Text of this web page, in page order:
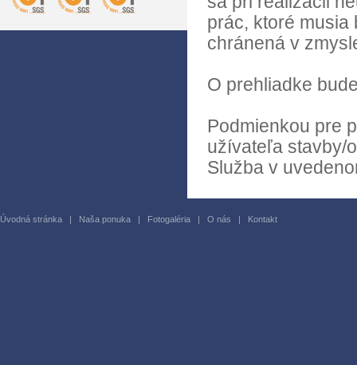
prác, ktoré
chránená v
O prehliadke
Podmienkou pre
užívateľa stavby/
Služba v
Úvodná stránka | Naša ponuka | Fotogaléria | O nás | Kontakt